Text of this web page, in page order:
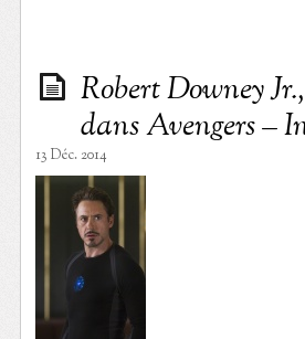
Robert Downey
dans Avengers –
13 Déc. 2014